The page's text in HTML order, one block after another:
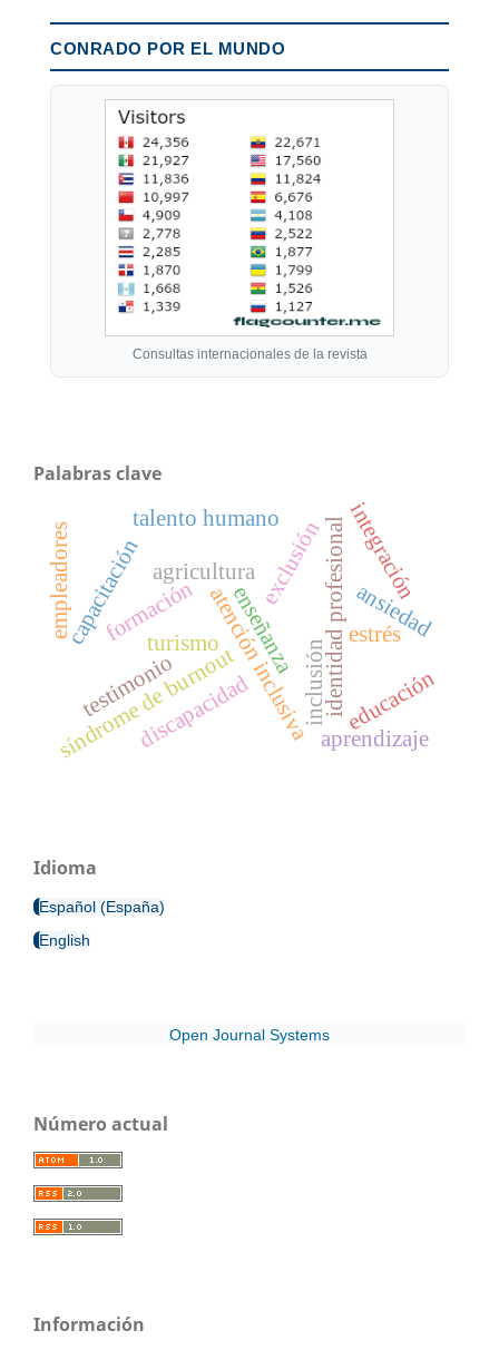
CONRADO POR EL MUNDO
Consultas internacionales de la revista
Palabras clave
formaciónatención inclusivaidentidad profesional
enseñanza
aprendizaje
inclusión
exclusión
discapacidad
capacitación estrés
ansiedad
síndrome de burnout
agricultura
turismo
educación
integración
talento humano
empleadores
testimonio
Idioma
Español (España)
English
Open Journal Systems
Número actual
Información